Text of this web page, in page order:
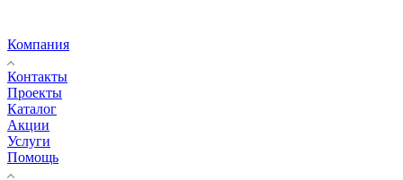
Компания
Контакты
Проекты
Каталог
Акции
Услуги
Помощь